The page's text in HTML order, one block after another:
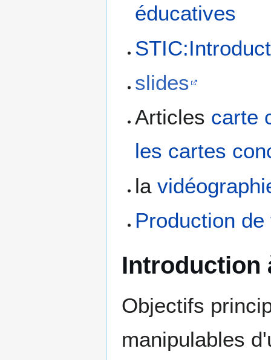
éducatives
slides
Articles carte
les cartes
la
Production
Introduction
Objectifs
manipulables